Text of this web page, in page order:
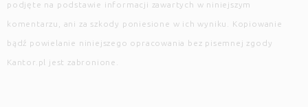
podjęte na podstawie informacji zawartych w niniejszym
komentarzu, ani za szkody poniesione w ich wyniku. Kopiowanie
bądź powielanie niniejszego opracowania bez pisemnej zgody
Kantor.pl jest zabronione.